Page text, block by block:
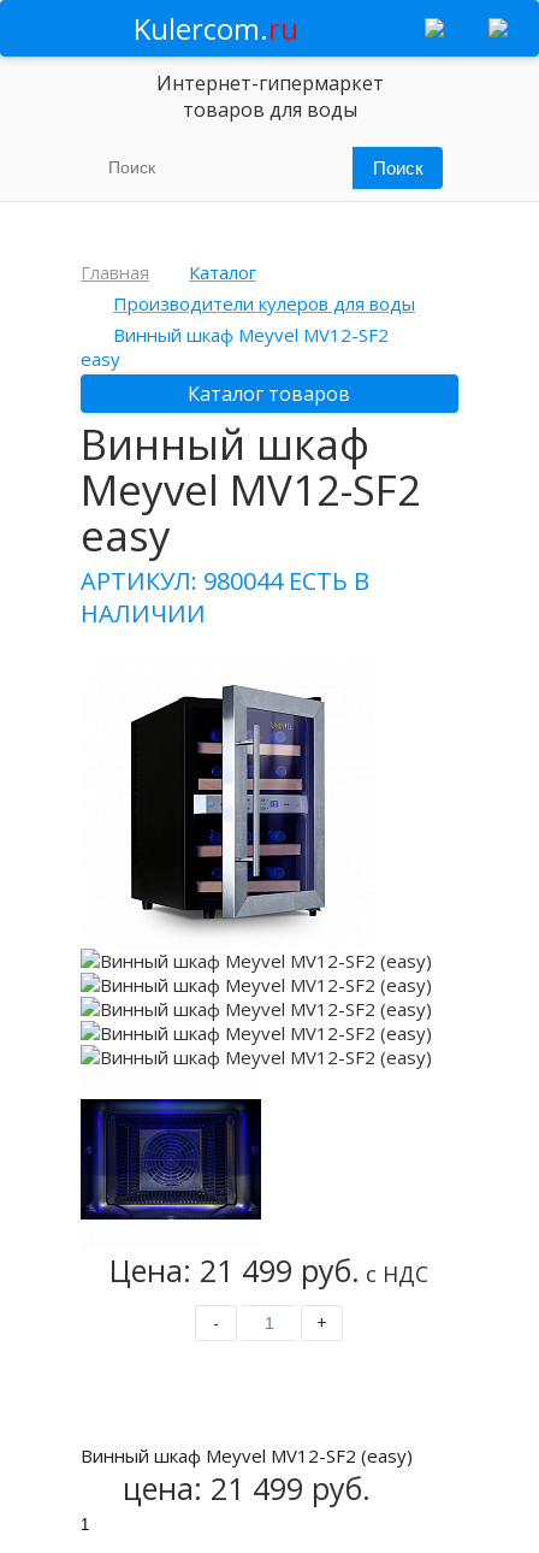
Kulercom.ru
Интернет-гипермаркет
товаров для воды
Главная
Каталог
Производители кулеров для воды
Винный шкаф Meyvel MV12-SF2
easy
Каталог товаров
Винный шкаф
Meyvel MV12-SF2
easy
АРТИКУЛ: 980044 ЕСТЬ В
НАЛИЧИИ
Цена: 21 499 руб. с НДС
- +
Винный шкаф Meyvel MV12-SF2 (easy)
цена: 21 499 руб.